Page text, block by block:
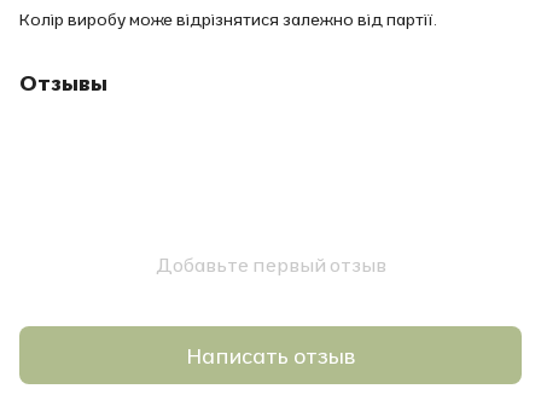
Колір виробу може відрізнятися залежно від партії.
Отзывы
Добавьте первый отзыв
Написать отзыв